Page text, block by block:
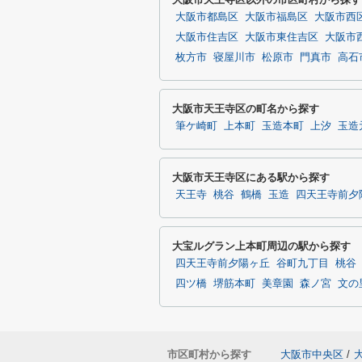
大阪市都島区 大阪市福島区 大阪市西
大阪市住吉区
大阪市東住吉区 大阪市
枚方市 寝屋川市 松原市 門真市 高石
大阪市天王寺区の町名から探す
筆ケ崎町 上本町 玉造本町 上汐 玉造
大阪市天王寺区にある駅から探す
天王寺 桃谷 鶴橋 玉造 四天王寺前夕
大宝ルグラン上本町周辺の駅から探す
四天王寺前夕陽ヶ丘 谷町九丁目 桃谷
四ツ橋 堺筋本町 美章園 森ノ宮 文の
市区町村から探す 大阪市中央区 /